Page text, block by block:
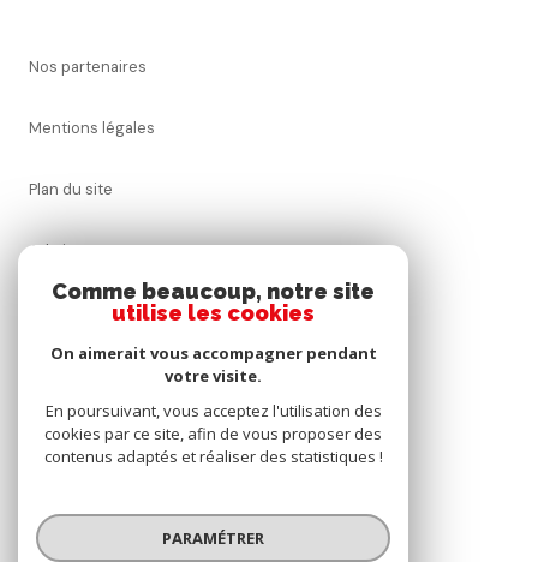
nos partenaires
mentions légales
plan du site
admin
nos honoraires
cookies
© 2026 | Tous droits réservés
Comme beaucoup, notre site
utilise les cookies
On aimerait vous accompagner pendant
votre visite.
En poursuivant, vous acceptez l'utilisation des
cookies par ce site, afin de vous proposer des
contenus adaptés et réaliser des statistiques !
PARAMÉTRER